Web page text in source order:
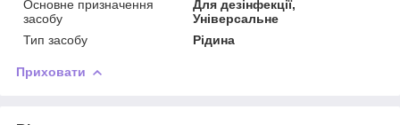
Основне призначення
засобу
Для дезінфекції,
Універсальне
Тип засобу
Рідина
Приховати